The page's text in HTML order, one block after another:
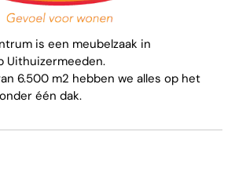
is een meubelzaak in
Uithuizermeeden.
6.500 m2 hebben we alles op het
één dak.